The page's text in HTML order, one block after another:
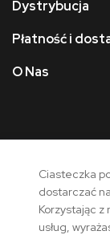
Dystrybucja
Płatność i
O Nas
Copyright ©
Ciasteczka
dostarczać
Korzystając z
usług,